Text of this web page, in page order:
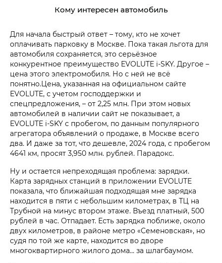
Кому интересен автомобиль
Для начала быстрый ответ – тому, кто не хочет
оплачивать парковку в Москве. Пока такая льгота для
автомобиля сохраняется, это серьёзное
конкурентное преимущество EVOLUTE i‑SKY. Другое –
цена этого электромобиля. Но с ней не всё
понятно.Цена, указанная на официальном сайте
EVOLUTE, с учетом господдержки и
спецпредложения, – от 2,25 млн. При этом новых
автомобилей в наличии сайт не показывает, а
EVOLUTE i‑SKY с пробегом, по данным популярного
агрегатора объявлений о продаже, в Москве всего
два. И даже за тот, что дешевле, 2024 года, с пробегом
4641 км, просят 3,950 млн. рублей. Парадокс.
Ну и остается непреходящая проблема: зарядки.
Карта зарядных станций в приложении EVOLUTE
показала, что ближайшая подходящая мне зарядка
находится в пяти с небольшим километрах, в ТЦ на
Трубной на минус втором этаже. Въезд платный, 500
рублей в час. Отпадает. Есть зарядка поближе, около
двух километров, в районе метро «Семеновская», но
судя по той же карте, находится во дворе
многоквартирного жилого дома… за шлагбаумом.